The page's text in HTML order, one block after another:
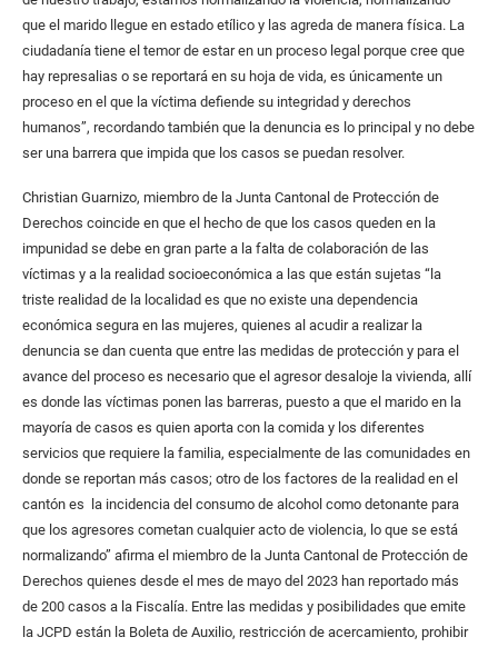
que el marido llegue en estado etílico y las agreda de manera física. La
ciudadanía tiene el temor de estar en un proceso legal porque cree que
hay represalias o se reportará en su hoja de vida, es únicamente un
proceso en el que la víctima defiende su integridad y derechos
humanos”, recordando también que la denuncia es lo principal y no debe
ser una barrera que impida que los casos se puedan resolver.
Christian Guarnizo, miembro de la Junta Cantonal de Protección de
Derechos coincide en que el hecho de que los casos queden en la
impunidad se debe en gran parte a la falta de colaboración de las
víctimas y a la realidad socioeconómica a las que están sujetas “la
triste realidad de la localidad es que no existe una dependencia
económica segura en las mujeres, quienes al acudir a realizar la
denuncia se dan cuenta que entre las medidas de protección y para el
avance del proceso es necesario que el agresor desaloje la vivienda, allí
es donde las víctimas ponen las barreras, puesto a que el marido en la
mayoría de casos es quien aporta con la comida y los diferentes
servicios que requiere la familia, especialmente de las comunidades en
donde se reportan más casos; otro de los factores de la realidad en el
cantón es la incidencia del consumo de alcohol como detonante para
que los agresores cometan cualquier acto de violencia, lo que se está
normalizando” afirma el miembro de la Junta Cantonal de Protección de
Derechos quienes desde el mes de mayo del 2023 han reportado más
de 200 casos a la Fiscalía. Entre las medidas y posibilidades que emite
la JCPD están la Boleta de Auxilio, restricción de acercamiento, prohibir